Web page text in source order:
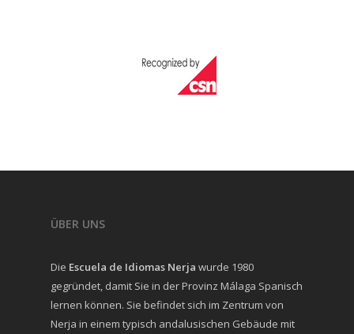
ÜBER UNS
Die Escuela de Idiomas Nerja wurde 1980
gegründet, damit Sie in der Provinz Málaga Spanisch
lernen können. Sie befindet sich im Zentrum von
Nerja in einem typisch andalusischen Gebäude mit